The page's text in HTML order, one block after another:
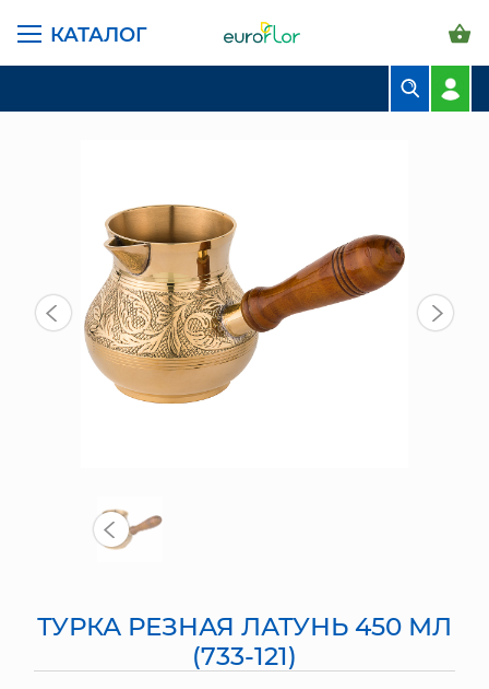
КАТАЛОГ
СВАДЕБНАЯ ФЛОРИСТИКА
КОМНАТНЫЕ РАСТЕНИЯ
ГОРШКИ И КАШПО
ГРУНТЫ И УДОБРЕНИЯ
ЯЩИКИ
СУНДУКИ
ГЛАВНАЯ СТРАНИЦА КАТАЛОГ
ПРЕДМЕТЫ ИНТЕРЬЕРА
ТУРКА РЕЗНАЯ ЛАТУНЬ 450 МЛ
(733-121)